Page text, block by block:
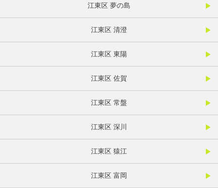
江東区 夢の島
江東区 清澄
江東区 東陽
江東区 佐賀
江東区 常盤
江東区 深川
江東区 猿江
江東区 富岡